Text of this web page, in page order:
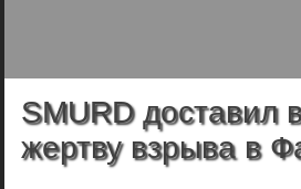
SMURD доставил
жертву взрыва в